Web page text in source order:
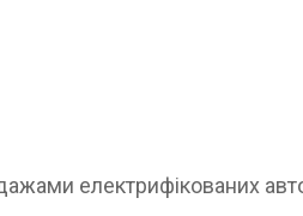
електрифікованих